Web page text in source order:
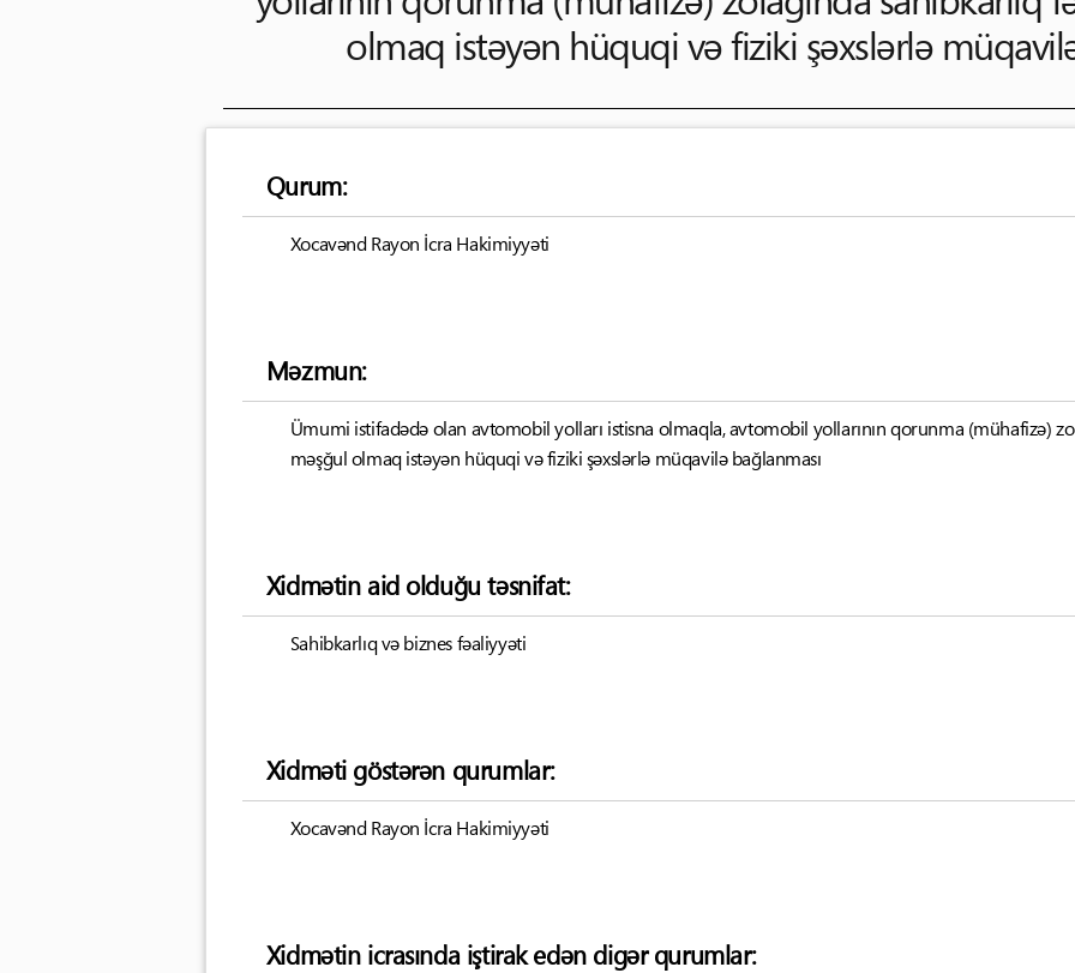
olmaq istəyən hüquqi və fiziki şəxslərlə
Qurum:
Xocavənd Rayon İcra Hakimiyyəti
Məzmun:
Ümumi istifadədə olan avtomobil yolları istisna olmaqla, avtomobil yollarının qorunma (mühafizə)
məşğul olmaq istəyən hüquqi və fiziki şəxslərlə müqavilə bağlanması
Xidmətin aid olduğu təsnifat:
Sahibkarlıq və biznes fəaliyyəti
Xidməti göstərən qurumlar:
Xocavənd Rayon İcra Hakimiyyəti
Xidmətin icrasında iştirak edən digər qurumlar: